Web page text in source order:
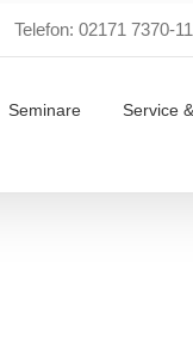
Telefon: 02171 7370-
Seminare Service